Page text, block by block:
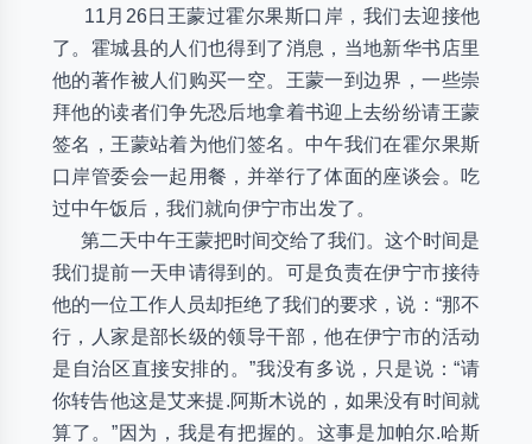
11月26日王蒙过霍尔果斯口岸，我们去迎接他
了。霍城县的人们也得到了消息，当地新华书店里
他的著作被人们购买一空。王蒙一到边界，一些崇
拜他的读者们争先恐后地拿着书迎上去纷纷请王蒙
签名，王蒙站着为他们签名。中午我们在霍尔果斯
口岸管委会一起用餐，并举行了体面的座谈会。吃
过中午饭后，我们就向伊宁市出发了。
第二天中午王蒙把时间交给了我们。这个时间是
我们提前一天申请得到的。可是负责在伊宁市接待
他的一位工作人员却拒绝了我们的要求，说：“那不
行，人家是部长级的领导干部，他在伊宁市的活动
是自治区直接安排的。”我没有多说，只是说：“请
你转告他这是艾来提.阿斯木说的，如果没有时间就
算了。”因为，我是有把握的。这事是加帕尔.哈斯